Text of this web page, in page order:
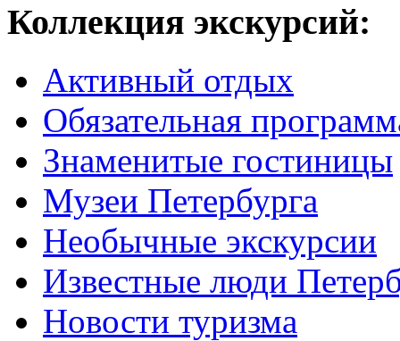
Коллекция экскурсий:
Активный отдых
Обязательная
Знаменитые гостиницы
Музеи Петербурга
Необычные экскурсии
Известные люди
Новости туризма